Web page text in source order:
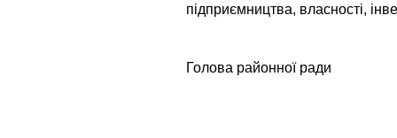
підприємництва, власності,
Голова районної ради